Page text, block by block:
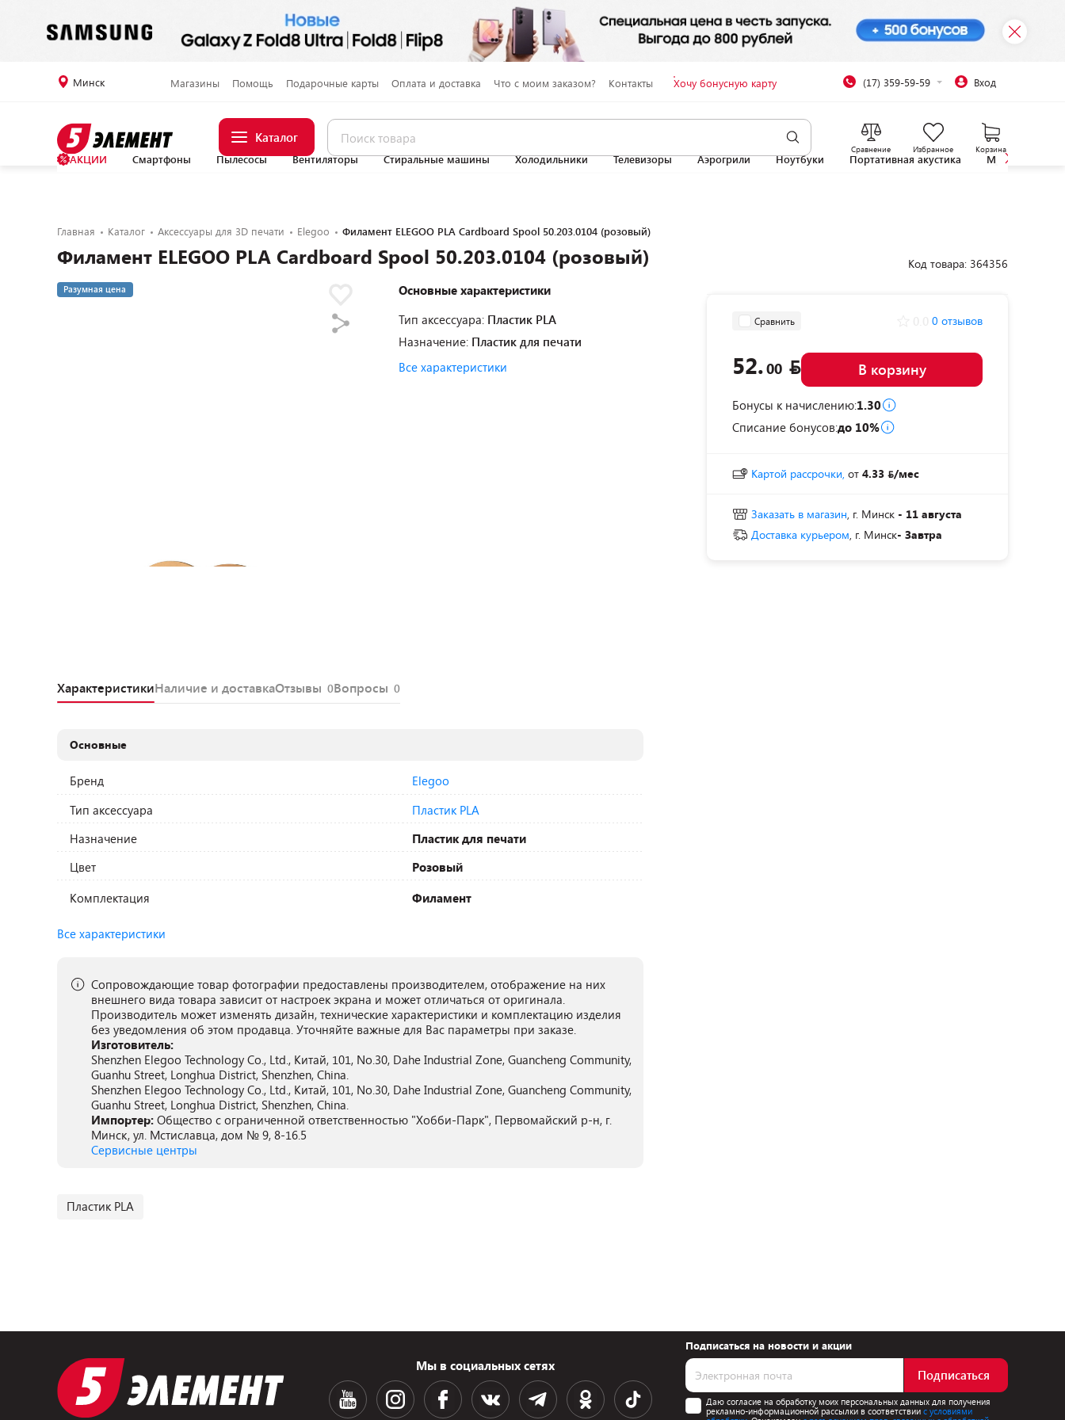
Минск Магазины Помощь Подарочные карты Оплата и доставка Что с моим заказом? Контакты Хочу бонусную карту (17) 359-59-59 Вход
Каталог
Сравнение Избранное Корзина
АКЦИИ Смартфоны Пылесосы Вентиляторы Стиральные машины Холодильники Телевизоры Аэрогрили Ноутбуки Портативная акустика
Главная Каталог Аксессуары для 3D печати Elegoo Филамент ELEGOO PLA Cardboard Spool 50.203.0104 (розовый)
Филамент ELEGOO PLA Cardboard Spool 50.203.0104 (розовый)
Разумная цена
Основные характеристики
Тип аксессуара: Пластик PLA
Назначение: Пластик для печати
Все характеристики
Код товара: 364356
Сравнить 0 отзывов
52.00 В корзину
Бонусы к начислению:1.30
Списание бонусов:до 10%
Картой рассрочки, от 4.33 /мес
Заказать в магазин, г. Минск - 11 августа
Доставка курьером, г. Минск- Завтра
ХарактеристикиНаличие и доставкаОтзывы 0Вопросы 0
Основные
Бренд
Elegoo
Тип аксессуара
Пластик PLA
Назначение
Пластик для печати
Цвет
Розовый
Комплектация
Филамент
Все характеристики
Сопровождающие товар фотографии предоставлены производителем, отображение на них
внешнего вида товара зависит от настроек экрана и может отличаться от оригинала.
Производитель может изменять дизайн, технические характеристики и комплектацию изделия
без уведомления об этом продавца. Уточняйте важные для Вас параметры при заказе.
Изготовитель:
Shenzhen Elegoo Technology Co., Ltd., Китай, 101, No.30, Dahe Industrial Zone, Guancheng Community,
Guanhu Street, Longhua District, Shenzhen, China.
Shenzhen Elegoo Technology Co., Ltd., Китай, 101, No.30, Dahe Industrial Zone, Guancheng Community,
Guanhu Street, Longhua District, Shenzhen, China.
Импортер: Общество с ограниченной ответственностью "Хобби-Парк", Первомайский р-н, г.
Минск, ул. Мстиславца, дом № 9, 8-16.5
Сервисные центры
Пластик PLA
Мы в социальных сетях
Подписаться на новости и акции
Подписаться
Даю согласие на обработку моих персональных данных для получения
рекламно-информационной рассылки в соответствиис условиями